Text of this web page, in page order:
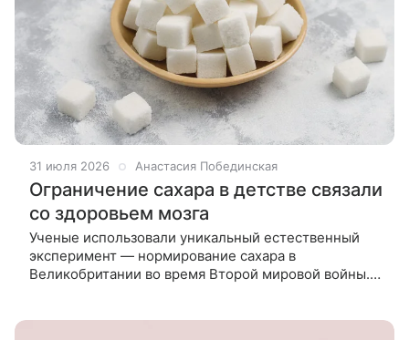
31 июля 2026 Анастасия Побединская
Ограничение сахара в детстве связали
со здоровьем мозга
Ученые использовали уникальный естественный
эксперимент — нормирование сахара в
Великобритании во время Второй мировой войны.